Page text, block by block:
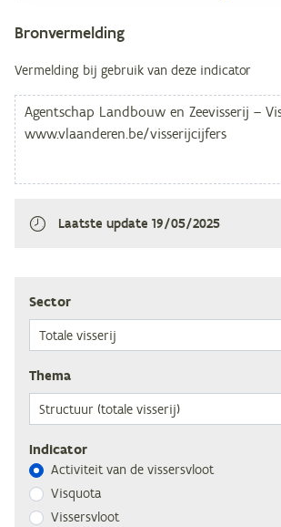
Bronvermelding
Vermelding bij gebruik van deze indicator
Laatste update 19/05/2025
Sec­tor
The­ma
Indicator
Ac­ti­vi­teit van de vissersvloot
Vis­quo­ta
Vis­sers­vloot